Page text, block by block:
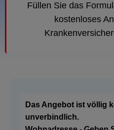
Füllen Sie das
kostenloses
Das Angebot ist völlig
unverbindlich.